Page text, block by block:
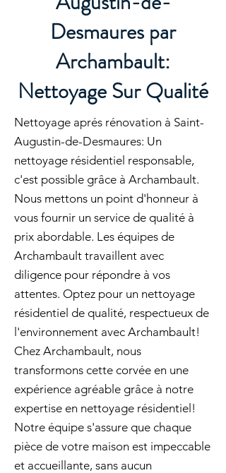
Desmaures par
Archambault:
Nettoyage Sur Qualité
Nettoyage aprés rénovation à Saint-
Augustin-de-Desmaures: Un
nettoyage résidentiel responsable,
c'est possible grâce à Archambault.
Nous mettons un point d'honneur à
vous fournir un service de qualité à
prix abordable. Les équipes de
Archambault travaillent avec
diligence pour répondre à vos
attentes. Optez pour un nettoyage
résidentiel de qualité, respectueux de
l'environnement avec Archambault!
Chez Archambault, nous
transformons cette corvée en une
expérience agréable grâce à notre
expertise en nettoyage résidentiel!
Notre équipe s'assure que chaque
pièce de votre maison est impeccable
et accueillante, sans aucun